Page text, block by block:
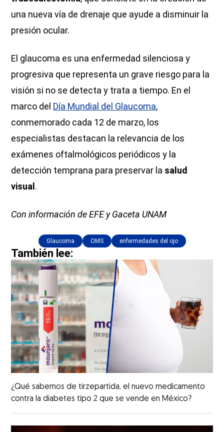
una nueva vía de drenaje que ayude a disminuir la
presión ocular.
El glaucoma es una enfermedad silenciosa y
progresiva que representa un grave riesgo para la
visión si no se detecta y trata a tiempo. En el
marco del Día Mundial del Glaucoma,
conmemorado cada 12 de marzo, los
especialistas destacan la relevancia de los
exámenes oftalmológicos periódicos y la
detección temprana para preservar la salud
visual .
Con información de EFE y Gaceta UNAM
Glaucoma OMS enfermedades del ojo
También lee:
¿Qué sabemos de tirzepartida, el nuevo medicamento
contra la diabetes tipo 2 que se vende en México?